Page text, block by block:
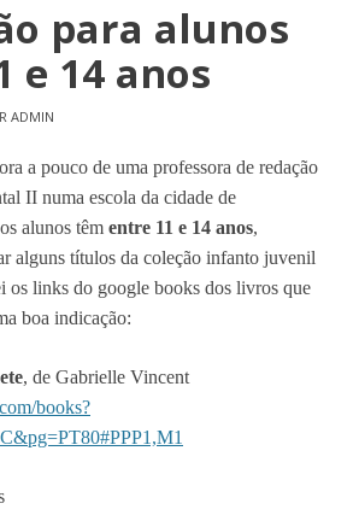
para alunos
e 14 anos
ADMIN
a pouco de uma professora de redação
II numa escola da cidade de
alunos têm entre 11 e 14 anos,
alguns títulos da coleção infanto juvenil
os links do google books dos livros que
boa indicação:
, de Gabrielle Vincent
books?